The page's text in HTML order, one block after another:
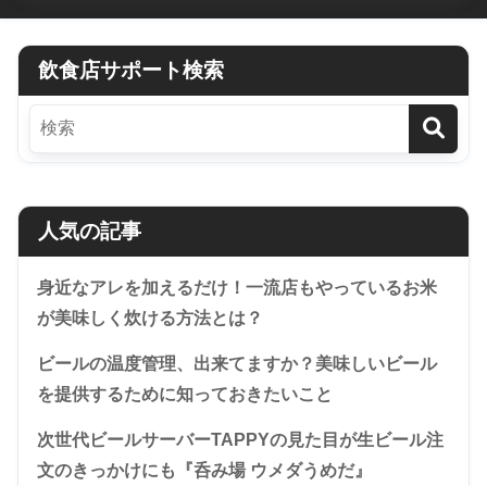
飲食店サポート検索
人気の記事
身近なアレを加えるだけ！一流店もやっているお米
が美味しく炊ける方法とは？
ビールの温度管理、出来てますか？美味しいビール
を提供するために知っておきたいこと
次世代ビールサーバーTAPPYの見た目が生ビール注
文のきっかけにも『呑み場 ウメダうめだ』